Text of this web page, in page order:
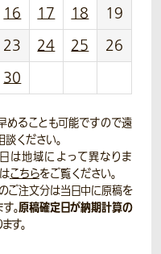
16 17 18
19
23 24 25
26
30
めることも可能ですので遠
ください。
は地域によって異なりま
こちらをご覧ください。
ご注文分は当日中に原稿を
。原稿確定日が納期計算の
す。